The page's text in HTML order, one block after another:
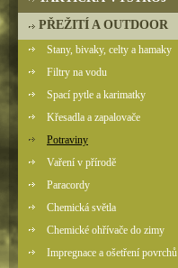
PŘEŽITÍ A OUTDOOR
Stany, bivaky, celty a hamaky
Filtry na vodu
Spací pytle a karimatky
Křesadla a zapalovače
Potraviny
Vaření v přírodě
Paracordy
Chemická světla
Chemické ohřívače do zimy
Impregnace a ošetření povrchů